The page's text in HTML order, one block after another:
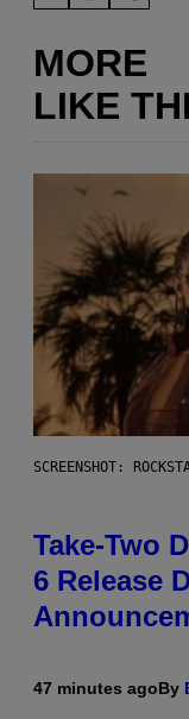
MORE
LIKE
SCREENSHOT:
Take-Two
6 Release
47 minutes agoBy